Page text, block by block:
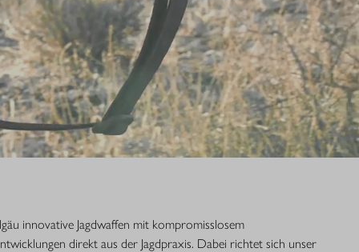
innovative Jagdwaffen mit kompromisslosem
direkt aus der Jagdpraxis. Dabei richtet sich unser